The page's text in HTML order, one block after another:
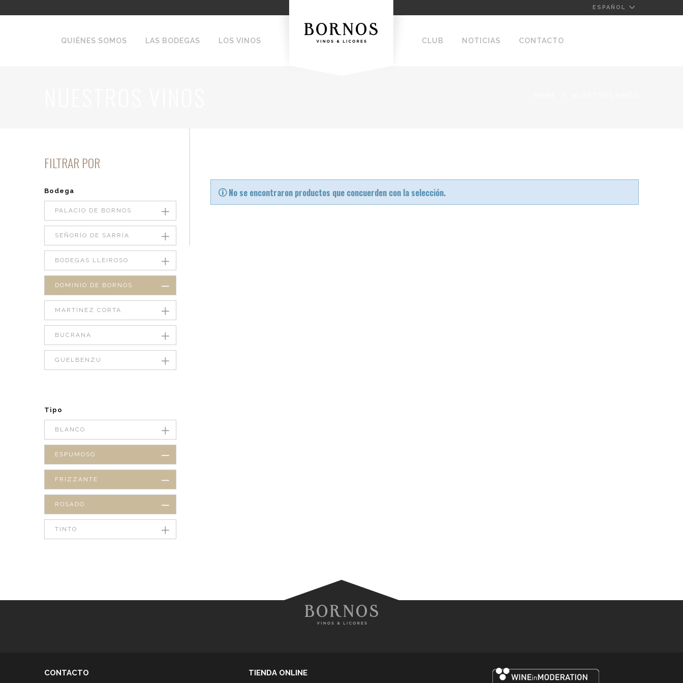
ESPAÑOL
QUIÉNES SOMOS LAS BODEGAS LOS VINOS CLUB NOTICIAS CONTACTO
No se encontraron productos que concuerden con la selección.
FILTRAR POR
Bodega
PALACIO DE BORNOS
SEÑORÍO DE SARRÍA
BODEGAS LLEIROSO
DOMINIO DE BORNOS
MARTÍNEZ CORTA
BUCRANA
GUELBENZU
Tipo
BLANCO
ESPUMOSO
FRIZZANTE
ROSADO
TINTO
CONTACTO TIENDA ONLINE